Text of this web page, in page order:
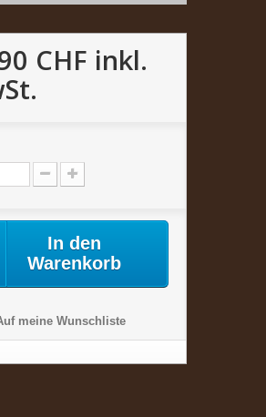
CHF inkl.
In den
Warenkorb
meine Wunschliste